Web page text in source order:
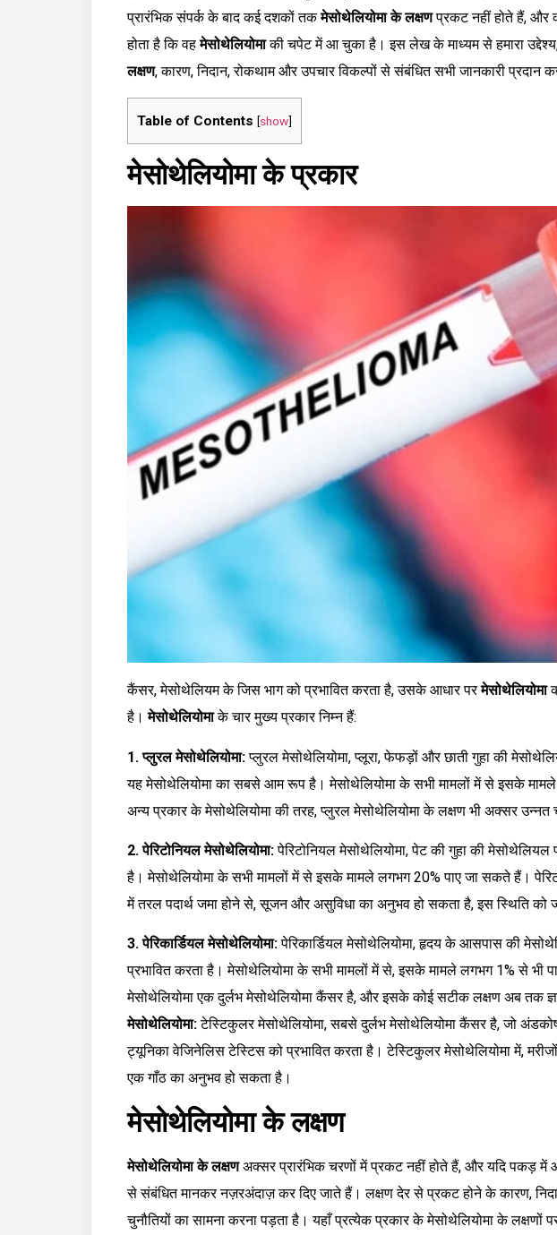
प्रारंभिक संपर्क के बाद कई दशकों तकमेसोथेलियोमा के लक्षणप्रकट नहीं होते हैं, और
होता है कि वहमेसोथेलियोमाकी चपेट में आ चुका है। इस लेख के माध्यम से हमारा
लक्षण, कारण, निदान, रोकथाम और उपचार विकल्पों से संबंधित सभी जानकारी प्रदान
Table of Contents [show]
मेसोथेलियोमा के प्रकार
कैंसर, मेसोथेलियम के जिस भाग को प्रभावित करता है, उसके आधार परमेसोथेलियोमा
है।मेसोथेलियोमाके चार मुख्य प्रकार निम्न हैं:
1. प्लुरल मेसोथेलियोमा:प्लुरल मेसोथेलियोमा, प्लूरा, फेफड़ों और छाती गुहा की
यह मेसोथेलियोमा का सबसे आम रूप है। मेसोथेलियोमा के सभी मामलों में से इसके
अन्य प्रकार के मेसोथेलियोमा की तरह, प्लुरल मेसोथेलियोमा के लक्षण भी अक्सर उन्नत
2. पेरिटोनियल मेसोथेलियोमा:पेरिटोनियल मेसोथेलियोमा, पेट की गुहा की मेसोथेलियल
है। मेसोथेलियोमा के सभी मामलों में से इसके मामले लगभग 20% पाए जा सकते हैं।
में तरल पदार्थ जमा होने से, सूजन और असुविधा का अनुभव हो सकता है, इस स्थिति को
3. पेरिकार्डियल मेसोथेलियोमा:पेरिकार्डियल मेसोथेलियोमा, हृदय के आसपास की
प्रभावित करता है। मेसोथेलियोमा के सभी मामलों में से, इसके मामले लगभग 1% से भी
मेसोथेलियोमा एक दुर्लभ मेसोथेलियोमा कैंसर है, और इसके कोई सटीक लक्षण अब तक
मेसोथेलियोमा:टेस्टिकुलर मेसोथेलियोमा, सबसे दुर्लभ मेसोथेलियोमा कैंसर है, जो
ट्यूनिका वेजिनेलिस टेस्टिस को प्रभावित करता है। टेस्टिकुलर मेसोथेलियोमा में,
एक गाँठ का अनुभव हो सकता है।
मेसोथेलियोमा के लक्षण
मेसोथेलियोमा के लक्षणअक्सर प्रारंभिक चरणों में प्रकट नहीं होते हैं, और यदि पकड़ में
से संबंधित मानकर नज़रअंदाज़ कर दिए जाते हैं। लक्षण देर से प्रकट होने के कारण,
चुनौतियों का सामना करना पड़ता है। यहाँ प्रत्येक प्रकार के मेसोथेलियोमा के लक्षणों